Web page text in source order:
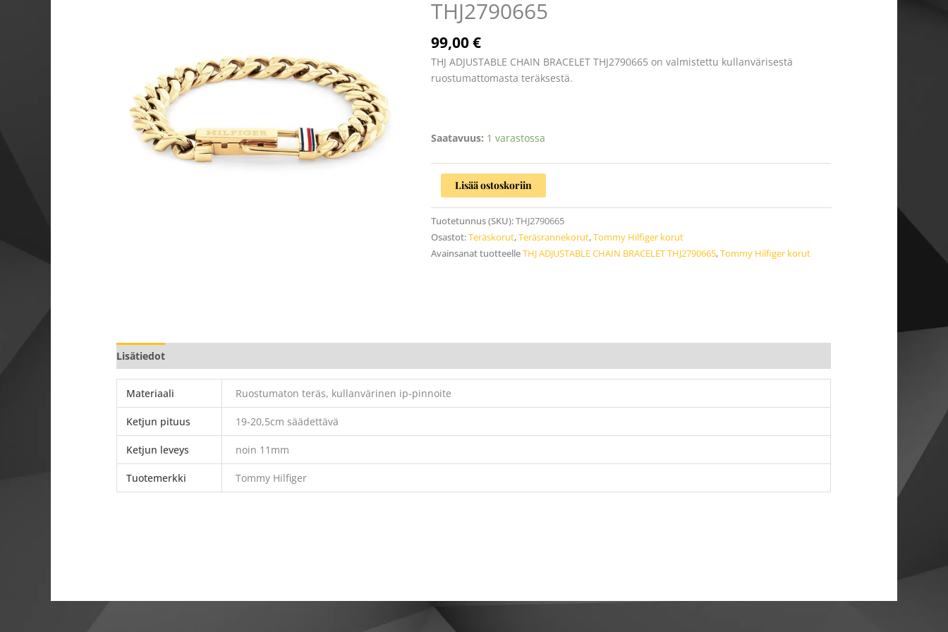
THJ2790665
99,00€
THJ ADJUSTABLE CHAIN BRACELET THJ2790665 on valmistettu kullanvärisestä
ruostumattomasta teräksestä.
Saatavuus: 1 varastossa
THJ2790665
määrä
Lisää ostoskoriin
Tuotetunnus (SKU):THJ2790665
Osastot:Teräskorut,Teräsrannekorut,Tommy Hilfiger korut
Avainsanat tuotteelleTHJ ADJUSTABLE CHAIN BRACELET THJ2790665,Tommy Hilfiger korut
Lisätiedot
Materiaali Ruostumaton teräs, kullanvärinen ip-pinnoite
Ketjun pituus 19-20,5cm säädettävä
Ketjun leveys noin 11mm
Tuotemerkki Tommy Hilfiger